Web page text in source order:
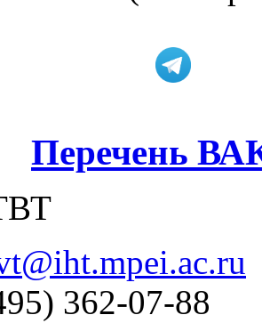
Перечень
362-07-88